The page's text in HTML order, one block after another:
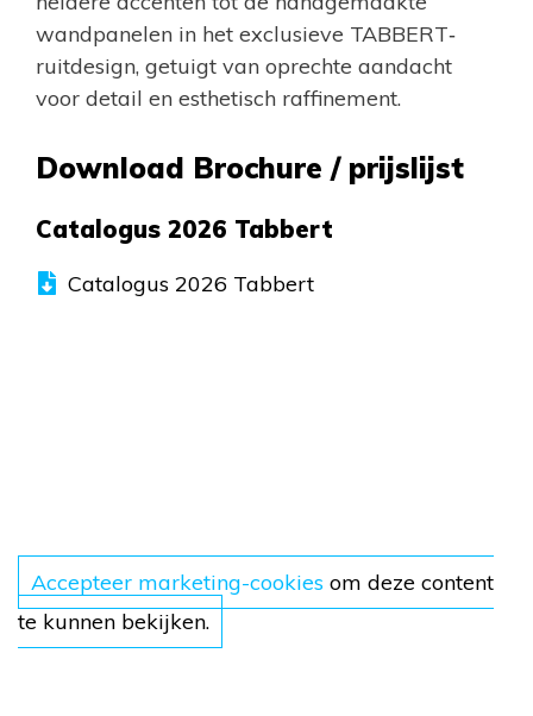
wandpanelen in het exclusieve TABBERT‐
ruitdesign, getuigt van oprechte aandacht
voor detail en esthetisch raffinement.
Download Brochure / prijslijst
Catalogus 2026 Tabbert
Catalogus 2026 Tabbert
Accepteer marketing-cookies om deze content
te kunnen bekijken.